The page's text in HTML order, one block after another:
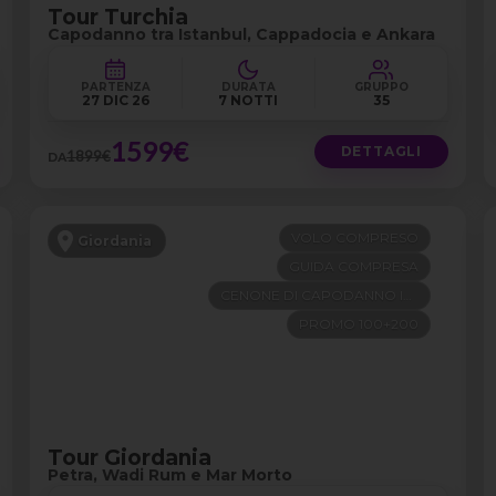
Tour Turchia
Capodanno tra Istanbul, Cappadocia e Ankara
PARTENZA
27 DIC 26
DURATA
7 NOTTI
GRUPPO
35
DA1899€1599€ DETTAGLI
Giordania
Tour Giordania
Petra, Wadi Rum e Mar Morto